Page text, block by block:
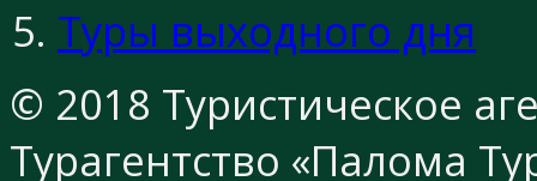
Туры выходного дня
© 2018 Туристическое
Турагентство «Палома